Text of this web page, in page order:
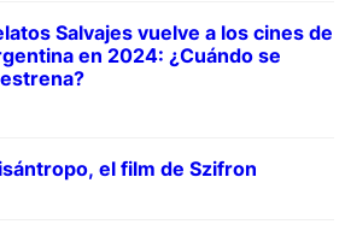
Salvajes vuelve a los cines de
en 2024: ¿Cuándo se
el film de Szifron